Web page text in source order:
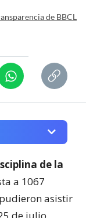
de BBCL
de la
a 1067
asistir
de julio.